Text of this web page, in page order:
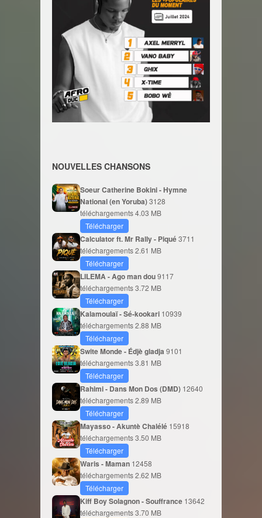
NOUVELLES CHANSONS
Soeur Catherine Bokini - Hymne
National (en Yoruba)3128
téléchargements4.03 MB
Télécharger
Calculator ft. Mr Rally - Piqué3711
téléchargements2.61 MB
Télécharger
LILEMA - Ago man dou9117
téléchargements3.72 MB
Télécharger
Kalamoulaï - Sé-kookari 10939
téléchargements2.88 MB
Télécharger
Swite Monde - Édjè gladja 9101
téléchargements3.81 MB
Télécharger
Rahimi - Dans Mon Dos (DMD) 12640
téléchargements2.89 MB
Télécharger
Mayasso - Akuntè Chalélé 15918
téléchargements3.50 MB
Télécharger
Waris - Maman 12458
téléchargements2.62 MB
Télécharger
Kiff Boy Solagnon - Souffrance 13642
téléchargements3.70 MB